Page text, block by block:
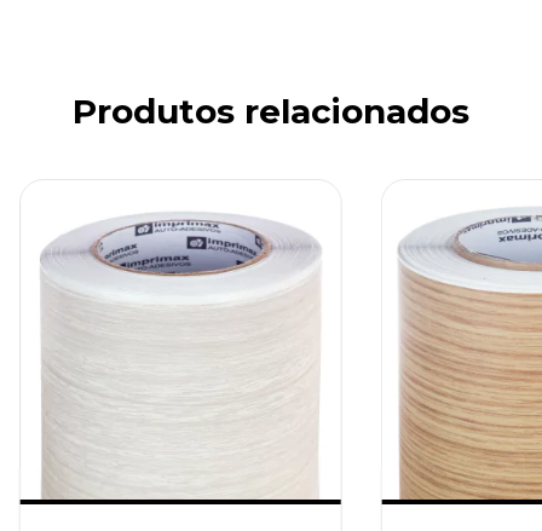
Produtos relacionados